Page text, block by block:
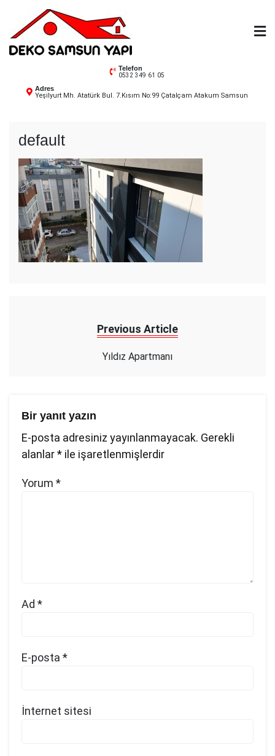
content
Deko Samsun
Telefon
0532 349 61 05
Adres
Yeşilyurt Mh. Atatürk Bul. 7.Kısım No:99 Çatalçam Atakum Samsun
default
Previous Article
Yıldız Apartmanı
Bir yanıt yazın
E-posta adresiniz yayınlanmayacak. Gerekli
alanlar* ile işaretlenmişlerdir
Yorum *
Ad *
E-posta *
İnternet sitesi